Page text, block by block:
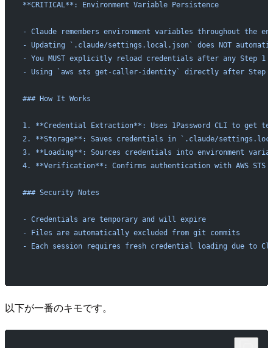
**CRITICAL**: Environment Variable Persistence
- Claude remembers environment variables throughout the
- Updating `.claude/settings.local.json` does NOT
- You MUST explicitly reload credentials after any Step 1
- Using `aws sts get-caller-identity` directly after Step
### How It Works
1. **Credential Extraction**: Uses 1Password CLI to get
2. **Storage**: Saves credentials in `.claude/
3. **Loading**: Sources credentials into environment
4. **Verification**: Confirms authentication with AWS STS
### Security Notes
- Credentials are temporary and will expire
- Files are automatically excluded from git commits
- Each session requires fresh credential loading due to
以下が一番のキモです。